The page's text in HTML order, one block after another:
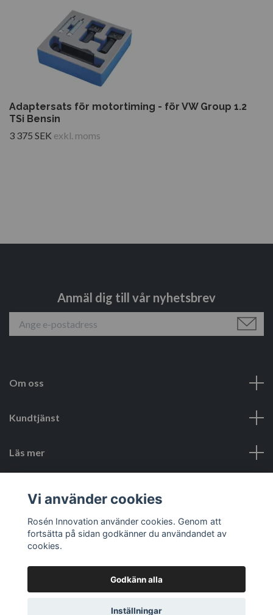
Adaptersats för motortiming - för VW Group 1.2
TSi Bensin
3 375 SEK exkl. moms
Anmäl dig till vår nyhetsbrev
Om oss
Kundtjänst
Läs mer
© 2026 Rosén Innovation SE
Vi använder cookies
Rosén Innovation använder cookies. Genom att
fortsätta på sidan godkänner du användandet av
cookies.
Godkänn alla
Inställningar